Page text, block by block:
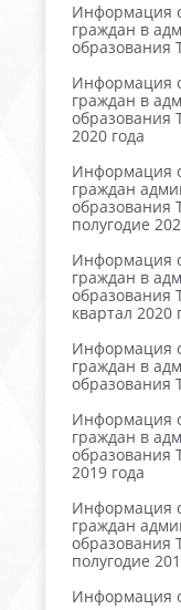
Информация
граждан в
образования
Информация
граждан в
образования
2020 года
Информация
граждан
образования
полугодие
Информация
граждан в
образования
квартал 2020
Информация
граждан в
образования
Информация
граждан в
образования
2019 года
Информация
граждан
образования
полугодие
Информация